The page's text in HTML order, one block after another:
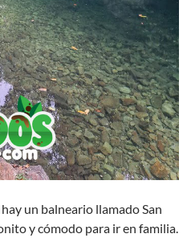
un balneario llamado San
y cómodo para ir en familia.